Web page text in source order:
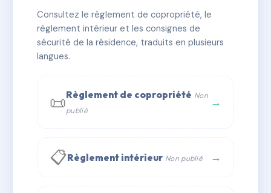
✓ Immatriculée 🏠 10 lots 🏗 1 bâtiment(s)
📞 Contacter Syndic Digital
Consultez le règlement de copropriété, le
règlement intérieur et les consignes de
sécurité de la résidence, traduits en plusieurs
langues.
📜Règlement de copropriété Non
publié
→
📋Règlement intérieur Non publié →